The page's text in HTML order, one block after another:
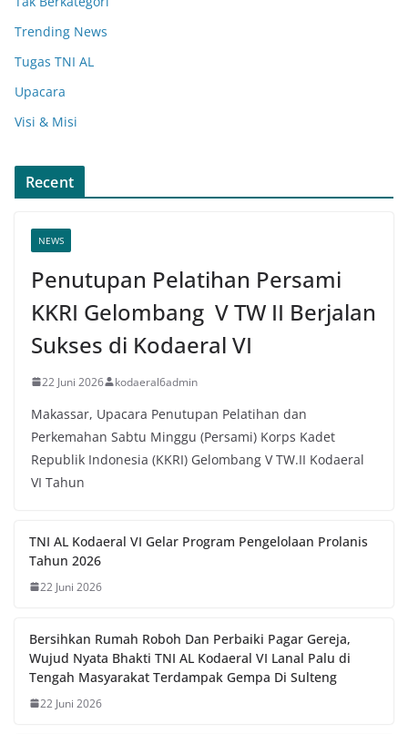
Trending News
Tugas TNI AL
Upacara
Visi & Misi
Recent
NEWS
Penutupan Pelatihan Persami
KKRI Gelombang V TW II Berjalan
Sukses di Kodaeral VI
22 Juni 2026 kodaeral6admin
Makassar, Upacara Penutupan Pelatihan dan
Perkemahan Sabtu Minggu (Persami) Korps Kadet
Republik Indonesia (KKRI) Gelombang V TW.II Kodaeral
VI Tahun
TNI AL Kodaeral VI Gelar Program Pengelolaan Prolanis
Tahun 2026
22 Juni 2026
Bersihkan Rumah Roboh Dan Perbaiki Pagar Gereja,
Wujud Nyata Bhakti TNI AL Kodaeral VI Lanal Palu di
Tengah Masyarakat Terdampak Gempa Di Sulteng
22 Juni 2026